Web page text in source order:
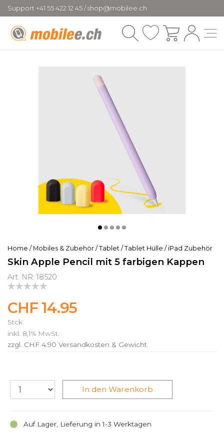
Support +41 55 422 12 45 / shop@mobilee.ch
Home / Mobiles & Zubehör / Tablet / Tablet Hülle / iPad Zubehör
Skin Apple Pencil mit 5 farbigen Kappen
Art. NR: 18520
CHF 14.95
Stck
inkl. 8,1% MwSt.
zzgl. CHF 4.90 Versandkosten & Gewicht
Auf Lager, Lieferung in 1-3 Werktagen
In den Warenkorb